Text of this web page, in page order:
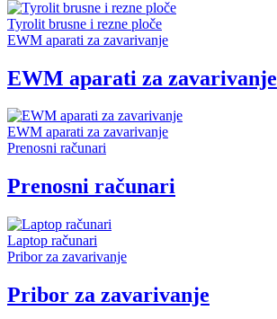
Tyrolit brusne i rezne ploče
EWM aparati za zavarivanje
EWM aparati za zavarivanje
EWM aparati za zavarivanje
Prenosni računari
Prenosni računari
Laptop računari
Pribor za zavarivanje
Pribor za zavarivanje